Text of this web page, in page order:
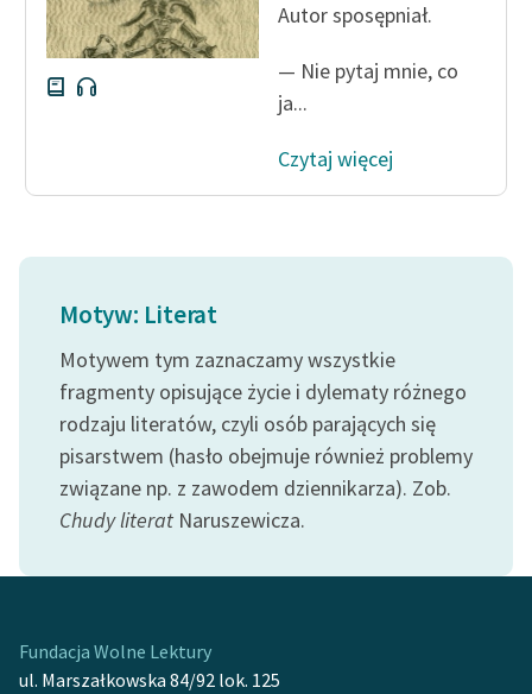
Autor sposępniał.
— Nie pytaj mnie, co
ja...
Czytaj więcej
Motyw: Literat
Motywem tym zaznaczamy wszystkie
fragmenty opisujące życie i dylematy różnego
rodzaju literatów, czyli osób parających się
pisarstwem (hasło obejmuje również problemy
związane np. z zawodem dziennikarza). Zob.
Chudy literat Naruszewicza.
Fundacja Wolne Lektury
ul. Marszałkowska 84/92 lok. 125